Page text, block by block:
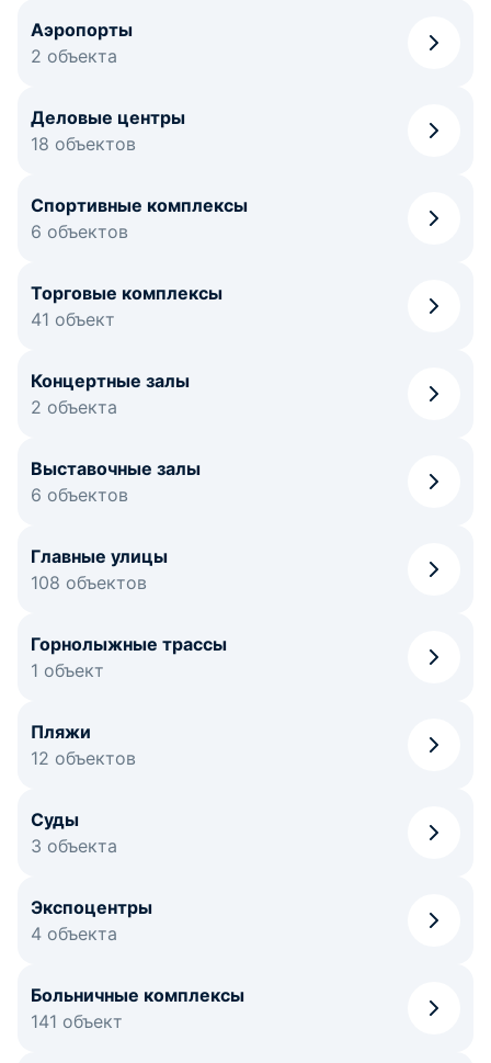
Аэропорты
2 объекта
Деловые центры
18 объектов
Спортивные комплексы
6 объектов
Торговые комплексы
41 объект
Концертные залы
2 объекта
Выставочные залы
6 объектов
Главные улицы
108 объектов
Горнолыжные трассы
1 объект
Пляжи
12 объектов
Суды
3 объекта
Экспоцентры
4 объекта
Больничные комплексы
141 объект